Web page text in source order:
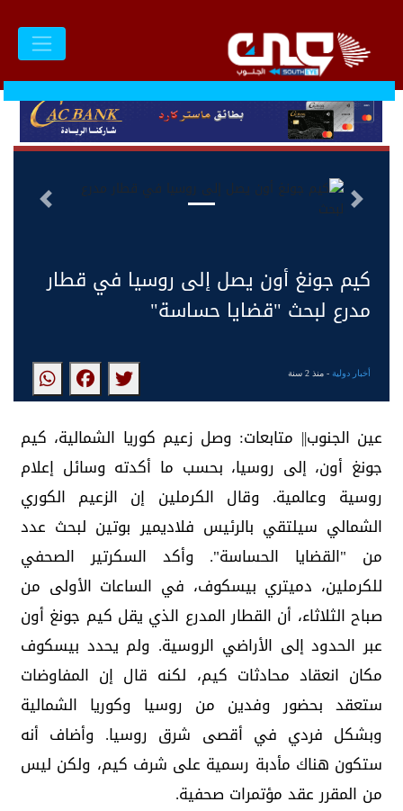
التالى السابق
كيم جونغ أون يصل إلى روسيا في قطار
مدرع لبحث "قضايا حساسة"
أخبار دولية- منذ 2 سنة
عين الجنوب|| متابعات: وصل زعيم كوريا الشمالية، كيم
جونغ أون، إلى روسيا، بحسب ما أكدته وسائل إعلام
روسية وعالمية. وقال الكرملين إن الزعيم الكوري
الشمالي سيلتقي بالرئيس فلاديمير بوتين لبحث عدد
من "القضايا الحساسة". وأكد السكرتير الصحفي
للكرملين، دميتري بيسكوف، في الساعات الأولى من
صباح الثلاثاء، أن القطار المدرع الذي يقل كيم جونغ أون
عبر الحدود إلى الأراضي الروسية. ولم يحدد بيسكوف
مكان انعقاد محادثات كيم، لكنه قال إن المفاوضات
ستعقد بحضور وفدين من روسيا وكوريا الشمالية
وبشكل فردي في أقصى شرق روسيا. وأضاف أنه
ستكون هناك مأدبة رسمية على شرف كيم، ولكن ليس
من المقرر عقد مؤتمرات صحفية.